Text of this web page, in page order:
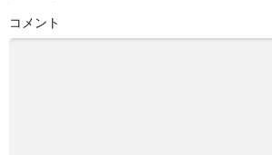
コメント